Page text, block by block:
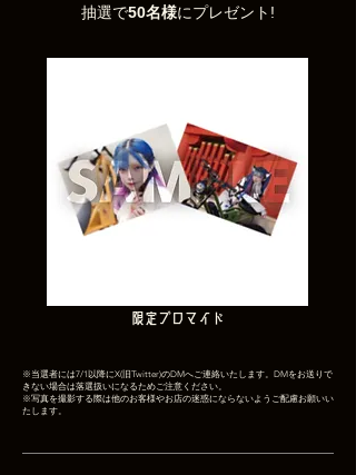
抽選で50名様にプレゼント!
​限定ブロマイド
※当選者には7/1以降にX(旧Twitter)のDMへご連絡いたします。 DMをお送りで
きない場合は落選扱いになるためご注意ください。
​※写真を撮影する際は他のお客様やお店の迷惑にならないようご配慮お願いい
たします​​​​​​。